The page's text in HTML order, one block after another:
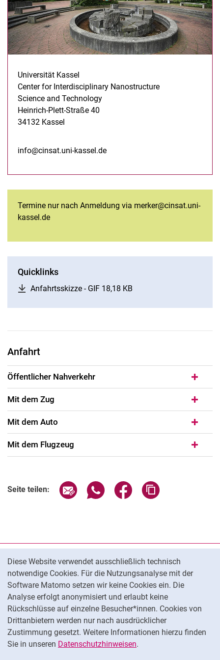
Diese Website verwendet ausschließlich technisch
notwendige Cookies. Für die Nutzungsanalyse mit der
Software Matomo setzen wir keine Cookies ein. Die
Analyse erfolgt anonymisiert und erlaubt keine
Rückschlüsse auf einzelne Besucher*innen. Cookies von
Drittanbietern werden nur nach ausdrücklicher
Zustimmung gesetzt. Weitere Informationen hierzu finden
Sie in unseren Datenschutzhinweisen.
Universität Kassel
Center for Interdisciplinary Nanostructure
Science and Technology
Heinrich-Plett-Straße 40
34132 Kassel
info@cinsat.uni-kassel.de
Termine nur nach Anmeldung via merker@cinsat.uni-
kassel.de
Quicklinks
Anfahrtsskizze - GIF 18,18 KB
Anfahrt
Öffentlicher Nahverkehr
Mit dem Zug
Mit dem Auto
Mit dem Flugzeug
Seite teilen: Seite über E-Mail teilen
Seite über WhatsApp teilen
Seite über Facebook
Datenschutz
Barrierefreiheit
Transparenter KI-Einsatz
Impressum
Cookie-Einstellungen